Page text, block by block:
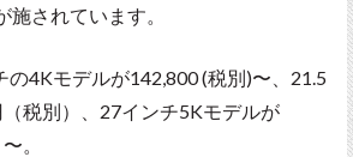
施されています。
の4Kモデルが142,800 (税別)〜、21.5
税別）、27インチ5Kモデルが
。